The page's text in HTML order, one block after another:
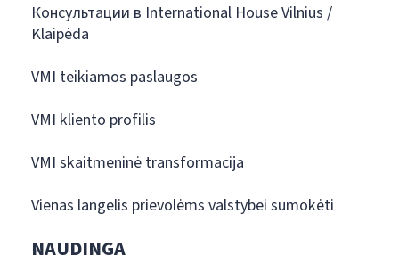
Консультации в International House Vilnius /
Klaipėda
VMI teikiamos paslaugos
VMI kliento profilis
VMI skaitmeninė transformacija
Vienas langelis prievolėms valstybei sumokėti
NAUDINGA